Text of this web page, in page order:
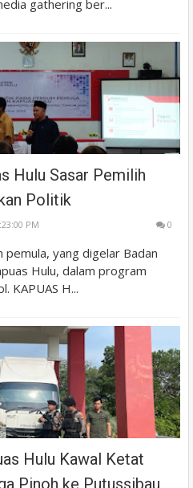
gathering ber...
Hulu Sasar Pemilih
Politik
PM 0
yang digelar Badan
Hulu, dalam program
KAPUAS H...
Hulu Kawal Ketat
Pinoh ke Putussibau